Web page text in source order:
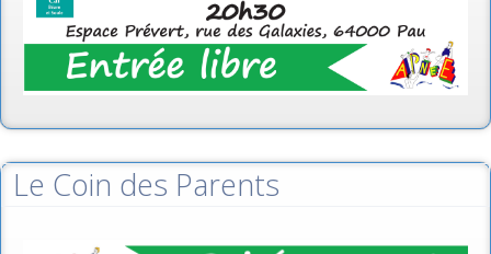
Le Coin des Parents